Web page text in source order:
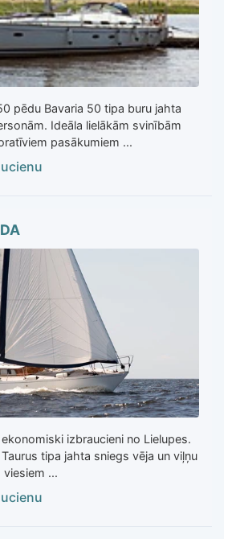
pēdu Bavaria 50 tipa buru jahta
Ideāla lielākām svinībām
pasākumiem ...
izbraucieni no Lielupes.
tipa jahta sniegs vēja un viļņu
...